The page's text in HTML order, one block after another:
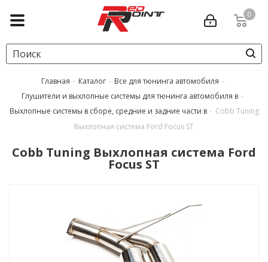
0
Главная - Каталог - Все для тюнинга автомобиля -
Глушители и выхлопные системы для тюнинга автомобиля в -
Выхлопные системы в сборе, средние и задние части в - Cobb Tuning
Выхлопная система Ford Focus ST
Cobb Tuning Выхлопная система Ford
Focus ST